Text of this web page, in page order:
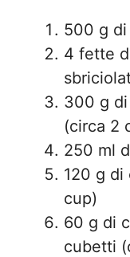
500 g di
4 fette
300 g
(circa 2
250 ml
120 g di
cup)
60 g di
cubetti